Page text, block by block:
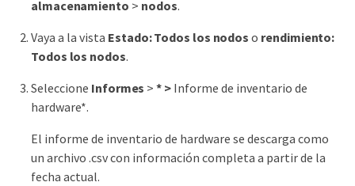
almacenamiento > nodos.
Vaya a la vista Estado: Todos los nodos o rendimiento:
Todos los nodos.
Seleccione Informes >* > Informe de inventario de
hardware*.
El informe de inventario de hardware se descarga como
un archivo .csv con información completa a partir de la
fecha actual.